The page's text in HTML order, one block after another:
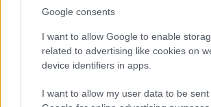
Google consents
I want to allow Google to enable
related to advertising like cookies on
device identifiers in apps.
I want to allow my user data to be sent